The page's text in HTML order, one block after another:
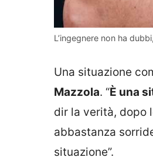
L’ingegnere non ha
Una situazione
Mazzola. “È una
dir la verità, dopo
abbastanza
situazione”.